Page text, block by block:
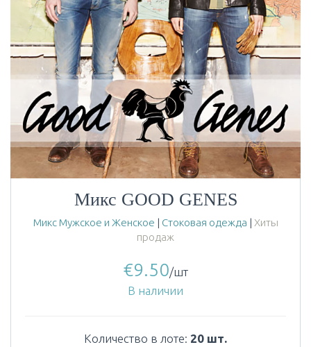
Микс GOOD GENES
Микс Мужское и Женское | Стоковая одежда | Хиты
продаж
€9.50/шт
В наличии
Количество в лоте: 20 шт.